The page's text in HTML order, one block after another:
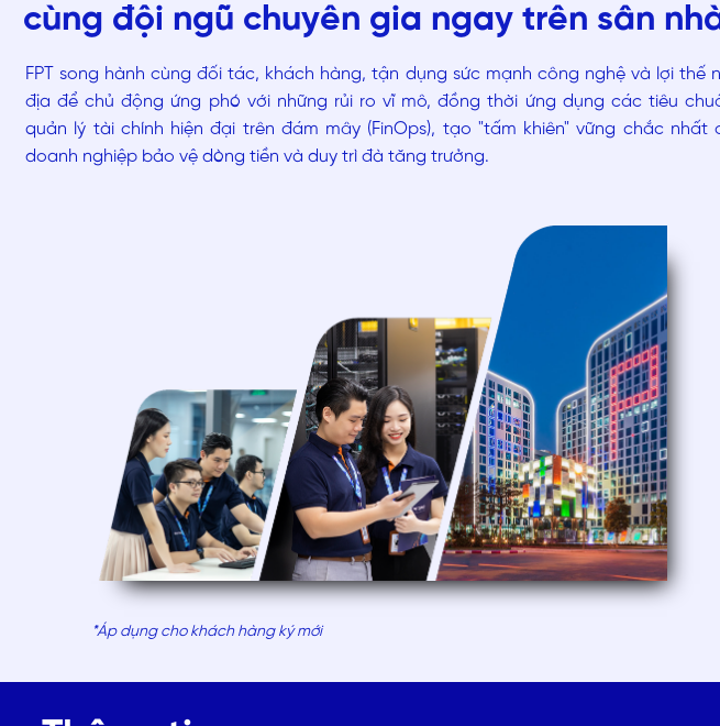
cùng đội ngũ chuyên gia ngay trên sân
FPT song hành cùng đối tác, khách hàng, tận dụng sức mạnh công nghệ và lợi thế
địa để chủ động ứng phó với những rủi ro vĩ mô, đồng thời ứng dụng các tiêu
quản lý tài chính hiện đại trên đám mây (FinOps), tạo "tấm khiên" vững chắc nhất
doanh nghiệp bảo vệ dòng tiền và duy trì đà tăng trưởng.
*Áp dụng cho khách hàng ký mới